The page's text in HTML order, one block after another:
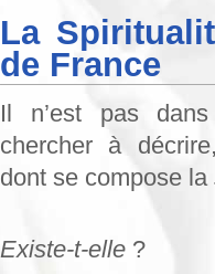
La
de France
Il n’est pas
chercher à
dont se compose la
Existe-t-elle ?